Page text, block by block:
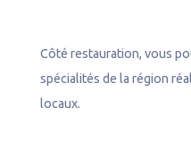
Côté restauration, vous
spécialités de la région
locaux.